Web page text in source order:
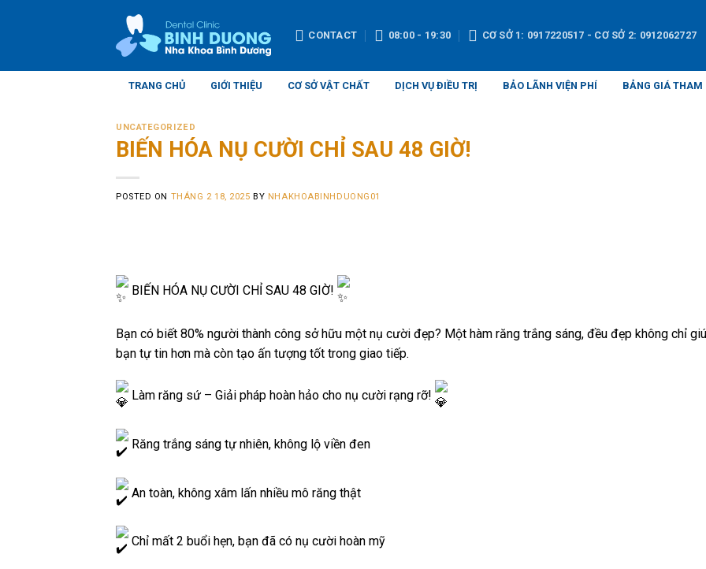
CONTACT 08:00 - 19:30 CƠ SỞ 1: 0917220517 - CƠ SỞ 2: 0912062727
TRANG CHỦ GIỚI THIỆU CƠ SỞ VẬT CHẤT DỊCH VỤ ĐIỀU TRỊ BẢO LÃNH VIỆN PHÍ BẢNG GIÁ THAM
UNCATEGORIZED
BIẾN HÓA NỤ CƯỜI CHỈ SAU 48 GIỜ!
POSTED ON THÁNG 2 18, 2025 BY NHAKHOABINHDUONG01
BIẾN HÓA NỤ CƯỜI CHỈ SAU 48 GIỜ!
Bạn có biết 80% người thành công sở hữu một nụ cười đẹp? Một hàm răng trắng sáng, đều đẹp không chỉ
bạn tự tin hơn mà còn tạo ấn tượng tốt trong giao tiếp.
Làm răng sứ – Giải pháp hoàn hảo cho nụ cười rạng rỡ!
Răng trắng sáng tự nhiên, không lộ viền đen
An toàn, không xâm lấn nhiều mô răng thật
Chỉ mất 2 buổi hẹn, bạn đã có nụ cười hoàn mỹ